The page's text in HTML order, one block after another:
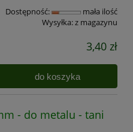
Dostępność:
mała ilość
Wysyłka:z magazynu
3,40 zł
do koszyka
- do metalu - tani